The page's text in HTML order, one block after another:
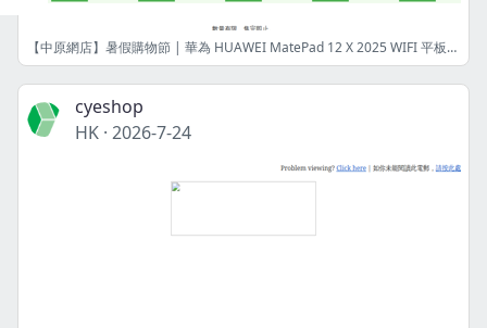
【中原網店】暑假購物節 | 華為 HUAWEI MatePad 12 X 2025 WIFI 平板電腦 | 港幣3099元 | 限量8件! | 網店限定
cyeshop
HK · 2026-7-24